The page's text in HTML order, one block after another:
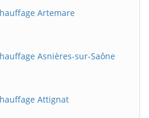
Artemare
Asnières-sur-Saône
Attignat